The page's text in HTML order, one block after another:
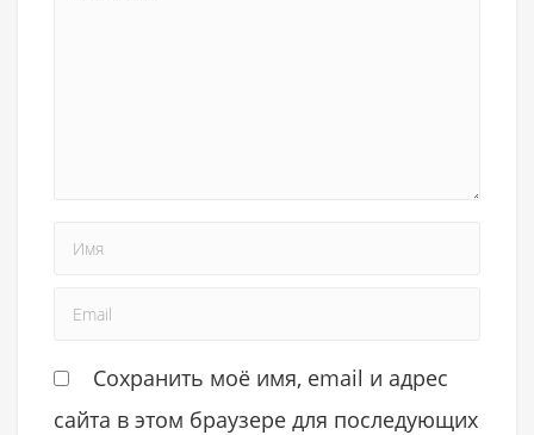
Сохранить моё имя, email и адрес
сайта в этом браузере для последующих